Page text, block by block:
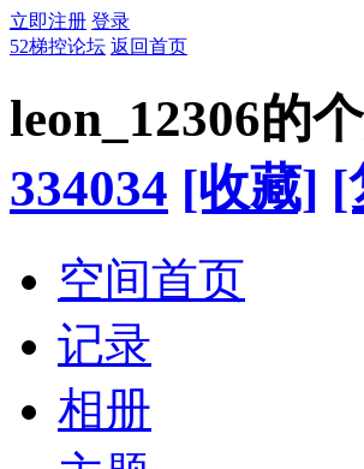
立即注册 登录
52梯控论坛 返回首页
leon_12306的
334034 [收藏] [
空间首页
记录
相册